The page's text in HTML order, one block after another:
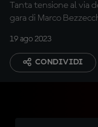
Tanta tensione al via
gara di Marco
19 ago 2023
CONDIVIDI